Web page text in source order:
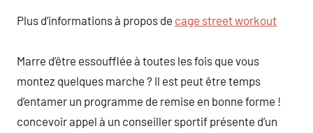
Plus d’informations à propos de cage street workout
Marre d’être essoufflée à toutes les fois que vous
montez quelques marche ? Il est peut être temps
d’entamer un programme de remise en bonne forme !
concevoir appel à un conseiller sportif présente d’un